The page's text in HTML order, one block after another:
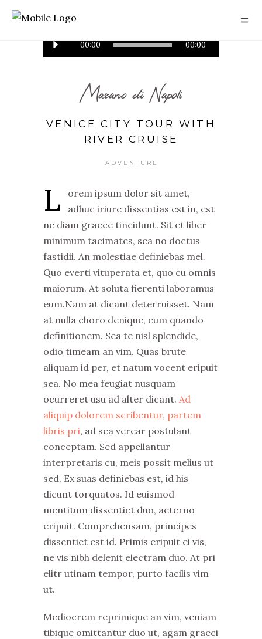
Audio
Player
00:00 00:00
Marano di Napoli
VENICE CITY TOUR WITH
RIVER CRUISE
ADVENTURE
L
orem ipsum dolor sit amet,
adhuc iriure dissentias est in, est
ne diam graece tincidunt. Sit et liber
minimum tacimates, sea no doctus
fastidii. An molestiae definiebas mel.
Quo everti vituperata et, quo cu omnis
maiorum. At soluta fierenti laboramus
eum.Nam at dicant deterruisset. Nam
at nulla choro denique, cum quando
definitionem. Sea te nisl splendide,
odio timeam an vim. Quas brute
aliquam id per, et natum vocent eripuit
sea. No mea feugiat nusquam
ocurreret usu ad alter dicant. Ad
aliquip dolorem scribentur, partem
libris pri, ad sea verear postulant
conceptam. Sed appellantur
interpretaris cu, meis possit melius ut
sed. Ex suas definiebas est, id his
dicunt torquatos. Id euismod
mentitum dissentiet duo, aeterno
eripuit. Comprehensam, principes
dissentiet est id. Primis eripuit ei vis,
ne vis nibh delenit electram duo. At pri
elitr utinam tempor, purto facilis vim
ut.
Mediocrem reprimique an vim, veniam
tibique omittantur duo ut, agam graeci